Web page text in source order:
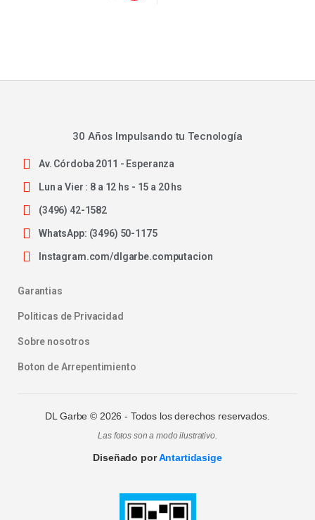
30 Años Impulsando tu Tecnología
Av. Córdoba 2011 - Esperanza
Lun a Vier : 8 a 12 hs - 15 a 20 hs
(3496) 42-1582
WhatsApp: (3496) 50-1175
Instagram.com/dlgarbe.computacion
Garantias
Politicas de Privacidad
Sobre nosotros
Boton de Arrepentimiento
DL Garbe © 2026 - Todos los derechos reservados.
Las fotos son a modo ilustrativo.
Diseñado porAntartidasige